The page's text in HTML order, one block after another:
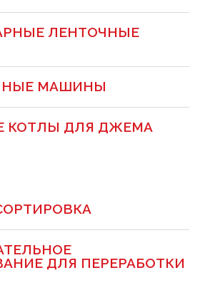
ЛЕНТОЧНЫЕ
МАШИНЫ
КОТЛЫ ДЛЯ ДЖЕМА
ДЛЯ ПЕРЕРАБОТКИ